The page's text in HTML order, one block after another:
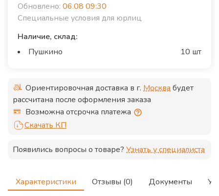
Обновлено: 06.08 09:30
Специальные условия для юрлиц
Наличие, склад:
Пушкино
10 шт
Ориентировочная доставка в г. Москвабудет
рассчитана после оформления заказа
Возможна отсрочка платежа
Скачать КП
Появились вопросы о товаре? Узнать у специалиста
Характеристики Отзывы (0) Документы